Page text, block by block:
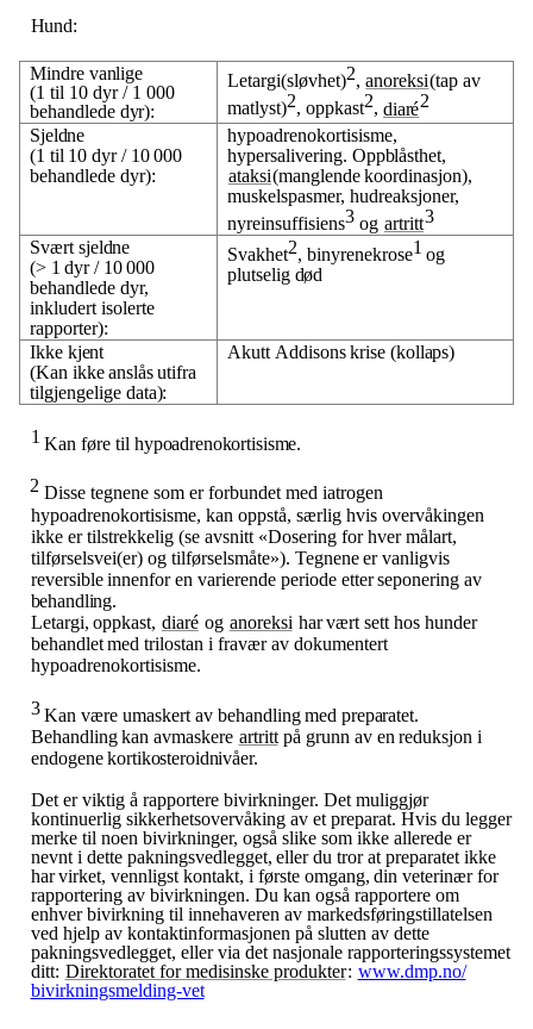
Hund:
Mindre vanlige
(1 til 10 dyr / 1 000
behandlede dyr):
Letargi(sløvhet)2, anoreksi(tap av
matlyst)2, oppkast2, diaré2
Sjeldne
(1 til 10 dyr / 10 000
behandlededyr):
hypoadrenokortisisme,
hypersalivering. Oppblåsthet,
ataksi(manglendekoordinasjon),
muskelspasmer, hudreaksjoner,
nyreinsuffisiens3og artritt3
Svært sjeldne
(> 1 dyr / 10 000
behandlede dyr,
inkludert isolerte
rapporter):
Svakhet2, binyrenekrose1 og
plutselig død
Ikke kjent
(Kan ikke anslås utifra
tilgjengeligedata):
Akutt Addisons krise (kollaps)
1 Kan føre til hypoadrenokortisisme.
2 Disse tegnene som er forbundet med iatrogen
hypoadrenokortisisme, kan oppstå, særlig hvis overvåkingen
ikke er tilstrekkelig (se avsnitt «Dosering for hver målart,
tilførselsvei(er) og tilførselsmåte»). Tegnene er vanligvis
reversible innenfor en varierende periode etter seponering av
behandling.
Letargi, oppkast, diaré og anoreksi har vært sett hos hunder
behandlet med trilostan i fravær av dokumentert
hypoadrenokortisisme.
3 Kan være umaskert av behandling med preparatet.
Behandling kan avmaskere artritt på grunn av en reduksjon i
endogenekortikosteroidnivåer.
Det er viktig å rapportere bivirkninger. Det muliggjør
kontinuerlig sikkerhetsovervåking av et preparat. Hvis du legger
merke til noen bivirkninger, også slike som ikke allerede er
nevnt i dette pakningsvedlegget, eller du tror at preparatet ikke
har virket, vennligst kontakt, i første omgang, din veterinær for
rapportering av bivirkningen. Du kan også rapportere om
enhver bivirkning til innehaveren av markedsføringstillatelsen
ved hjelp av kontaktinformasjonen på slutten av dette
pakningsvedlegget, eller via det nasjonale rapporteringssystemet
ditt: Direktoratet for medisinske produkter: www.dmp.no​/​
bivirkningsmelding-vet